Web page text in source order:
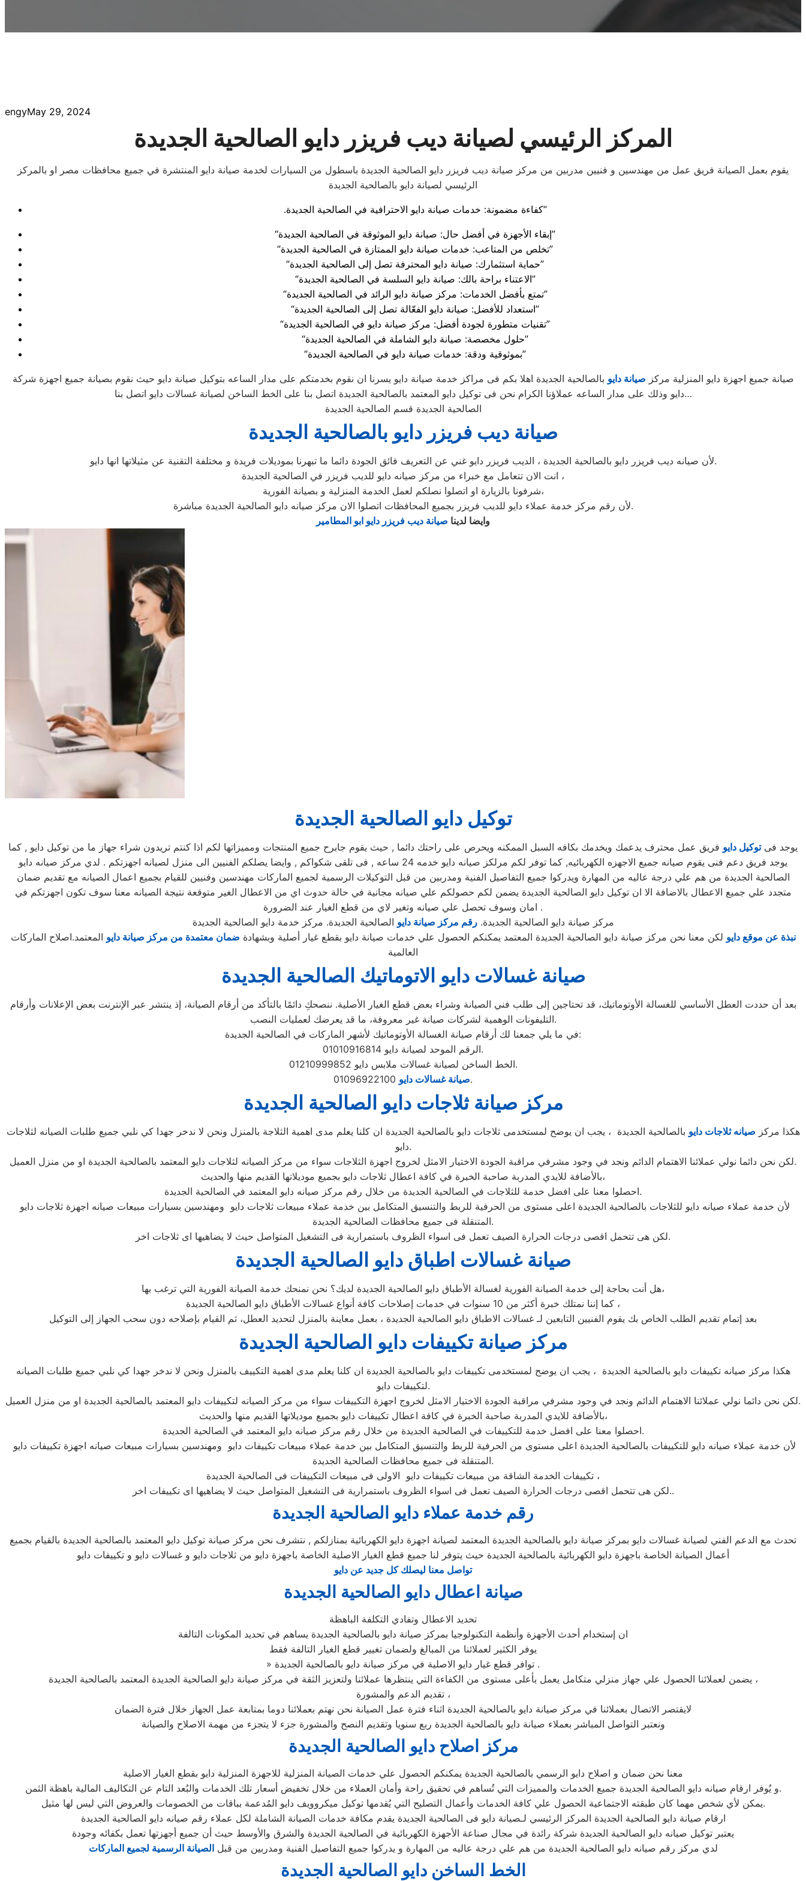
engyMay 29, 2024
المركز الرئيسي لصيانة ديب فريزر دايو الصالحية الجديدة
يقوم بعمل الصيانة فريق عمل من مهندسين و فنيين مدربين من مركز صيانة ديب فريزر دايو الصالحية الجديدة باسطول من السيارات لخدمة صيانة دايو المنتشرة في جميع محافظات مصر او بالمركز
الرئيسي لصيانة دايو بالصالحية الجديدة
.كفاءة مضمونة: خدمات صيانة دايو الاحترافية في الصالحية الجديدة”
“إبقاء الأجهزة في أفضل حال: صيانة دايو الموثوقة في الصالحية الجديدة”
“تخلص من المتاعب: خدمات صيانة دايو الممتازة في الصالحية الجديدة”
“حماية استثمارك: صيانة دايو المحترفة تصل إلى الصالحية الجديدة”
“الاعتناء براحة بالك: صيانة دايو السلسة في الصالحية الجديدة”
“تمتع بأفضل الخدمات: مركز صيانة دايو الرائد في الصالحية الجديدة”
“استعداد للأفضل: صيانة دايو الفعّالة تصل إلى الصالحية الجديدة”
“تقنيات متطورة لجودة أفضل: مركز صيانة دايو في الصالحية الجديدة”
“حلول مخصصة: صيانة دايو الشاملة في الصالحية الجديدة”
“بموثوقية ودقة: خدمات صيانة دايو في الصالحية الجديدة”
صيانة جميع اجهزة دايو المنزلية مركز صيانة دايو بالصالحية الجديدة اهلا بكم فى مراكز خدمة صيانة دايو يسرنا ان نقوم بخدمتكم على مدار الساعه بتوكيل صيانة دايو حيث نقوم بصيانة جميع اجهزة شركة
دايو وذلك على مدار الساعه عملاؤنا الكرام نحن فى توكيل دايو المعتمد بالصالحية الجديدة اتصل بنا على الخط الساخن لصيانة غسالات دايو اتصل بنا…
الصالحية الجديدة قسم الصالحية الجديدة
صيانة ديب فريزر دايو بالصالحية الجديدة
لأن صيانه ديب فريزر دايو بالصالحية الجديدة ، الديب فريزر دايو غني عن التعريف فائق الجودة دائما ما تبهرنا بموديلات فريدة و مختلفة التقنية عن مثيلاتها انها دايو.
انت الان تتعامل مع خبراء من مركز صيانه دايو للديب فريزر في الصالحية الجديدة ،
شرفونا بالزيارة او اتصلوا نصلكم لعمل الخدمة المنزلية و بصيانة الفورية،
لأن رقم مركز خدمة عملاء دايو للديب فريزر بجميع المحافظات اتصلوا الان مركز صيانه دايو الصالحية الجديدة مباشرة.
وايضا لدينا صيانة ديب فريزر دايو ابو المطامير
توكيل دايو الصالحية الجديدة
يوجد فىتوكيل دايو فريق عمل محترف يدعمك ويخدمك بكافه السبل الممكنه ويحرص على راحتك دائما , حيث يقوم جابرح جميع المنتجات ومميزاتها لكم اذا كنتم تريدون شراء جهاز ما من توكيل دايو , كما
يوجد فريق دعم فنى يقوم صيانه جميع الاجهزه الكهربائيه, كما توفر لكم مرلكز صيانه دايو خدمه 24 ساعه , فى تلقى شكواكم , وايضا يصلكم الفنيين الى منزل لصيانه اجهزتكم . لدي مركز صيانه دايو
الصالحية الجديدة من هم علي درجة عاليه من المهارة ويدركوا جميع التفاصيل الفنية ومدربين من قبل التوكيلات الرسمية لجميع الماركات مهندسين وفنيين للقيام بجميع اعمال الصيانه مع تقديم ضمان
متجدد علي جميع الاعطال بالاضافة الا ان توكيل دايو الصالحية الجديدة يضمن لكم حصولكم علي صيانه مجانية في حالة حدوث اي من الاعطال الغير متوقعة نتيجة الصيانه معنا سوف تكون اجهزتكم في
امان وسوف تحصل علي صيانه وتغير لاي من قطع الغيار عند الضرورة .
مركز صيانة دايو الصالحية الجديدة.رقم مركز صيانة دايو الصالحية الجديدة. مركز خدمة دايو الصالحية الجديدة
نبذة عن موقع دايو لكن معنا نحن مركز صيانة دايو الصالحية الجديدة المعتمد يمكنكم الحصول علي خدمات صيانة دايو بقطع غيار أصلية وبشهادة ضمان معتمدة من مركز صيانة دايو المعتمد.اصلاح الماركات
العالمية
صيانة غسالات دايو الاتوماتيك الصالحية الجديدة
بعد أن حددت العطل الأساسي للغسالة الأوتوماتيك، قد تحتاجين إلى طلب فني الصيانة وشراء بعض قطع الغيار الأصلية. ننصحكِ دائمًا بالتأكد من أرقام الصيانة، إذ ينتشر عبر الإنترنت بعض الإعلانات وأرقام
التليفونات الوهمية لشركات صيانة غير معروفة، ما قد يعرضك لعمليات النصب.
في ما يلي جمعنا لك أرقام صيانة الغسالة الأوتوماتيك لأشهر الماركات في الصالحية الجديدة:
الرقم الموحد لصيانة دايو 01010916814.
الخط الساخن لصيانة غسالات ملابس دايو 01210999852.
صيانة غسالات دايو01096922100.
مركز صيانة ثلاجات دايو الصالحية الجديدة
هكذا مركز صيانه ثلاجات دايو بالصالحية الجديدة ، يجب ان يوضح لمستخدمى ثلاجات دايو بالصالحية الجديدة ان كلنا يعلم مدى اهمية الثلاجة بالمنزل ونحن لا ندخر جهدا كي نلبي جميع طلبات الصيانه لثلاجات
دايو.
لكن نحن دائما نولي عملائنا الاهتمام الدائم ونجد في وجود مشرفي مراقبة الجودة الاختيار الامثل لخروج اجهزة الثلاجات سواء من مركز الصيانه لثلاجات دايو المعتمد بالصالحية الجديدة او من منزل العميل.
بالأضافة للايدي المدربة صاحبة الخبرة في كافة اعطال ثلاجات دايو بجميع موديلاتها القديم منها والحديث،
احصلوا معنا على افضل خدمة للثلاجات في الصالحية الجديدة من خلال رقم مركز صيانه دايو المعتمد في الصالحية الجديدة.
لأن خدمة عملاء صيانه دايو للثلاجات بالصالحية الجديدة اعلى مستوى من الحرفية للربط والتنسيق المتكامل بين خدمة عملاء مبيعات ثلاجات دايو ومهندسين بسيارات مبيعات صيانه اجهزة ثلاجات دايو
المتنقلة فى جميع محافظات الصالحية الجديدة.
لكن هى تتحمل اقصى درجات الحرارة الصيف تعمل فى اسواء الظروف باستمرارية فى التشغيل المتواصل حيث لا يضاهيها اى ثلاجات اخر.
صيانة غسالات اطباق دايو الصالحية الجديدة
هل أنت بحاجة إلى خدمة الصيانة الفورية لغسالة الأطباق دايو الصالحية الجديدة لديك؟ نحن نمنحك خدمة الصيانة الفورية التي ترغب بها،
كما إننا نمتلك خبرة أكثر من 10 سنوات في خدمات إصلاحات كافة أنواع غسالات الأطباق دايو الصالحية الجديدة ،
بعد إتمام تقديم الطلب الخاص بك يقوم الفنيين التابعين لـ غسالات الاطباق دايو الصالحية الجديدة ، بعمل معاينة بالمنزل لتحديد العطل، ثم القيام بإصلاحه دون سحب الجهاز إلى التوكيل
مركز صيانة تكييفات دايو الصالحية الجديدة
هكذا مركز صيانه تكييفات دايو بالصالحية الجديدة ، يجب ان يوضح لمستخدمى تكييفات دايو بالصالحية الجديدة ان كلنا يعلم مدى اهمية التكييف بالمنزل ونحن لا ندخر جهدا كي نلبي جميع طلبات الصيانه
لتكييفات دايو.
لكن نحن دائما نولي عملائنا الاهتمام الدائم ونجد في وجود مشرفي مراقبة الجودة الاختيار الامثل لخروج اجهزة التكييفات سواء من مركز الصيانه لتكييفات دايو المعتمد بالصالحية الجديدة او من منزل العميل.
بالأضافة للايدي المدربة صاحبة الخبرة في كافة اعطال تكييفات دايو بجميع موديلاتها القديم منها والحديث،
احصلوا معنا على افضل خدمة للتكييفات في الصالحية الجديدة من خلال رقم مركز صيانه دايو المعتمد في الصالحية الجديدة.
لأن خدمة عملاء صيانه دايو للتكييفات بالصالحية الجديدة اعلى مستوى من الحرفية للربط والتنسيق المتكامل بين خدمة عملاء مبيعات تكييفات دايو ومهندسين بسيارات مبيعات صيانه اجهزة تكييفات دايو
المتنقلة فى جميع محافظات الصالحية الجديدة.
تكييفات الخدمة الشاقة من مبيعات تكييفات دايو الاولى فى مبيعات التكييفات فى الصالحية الجديدة ،
لكن هى تتحمل اقصى درجات الحرارة الصيف تعمل فى اسواء الظروف باستمرارية فى التشغيل المتواصل حيث لا يضاهيها اى تكييفات اخر..
رقم خدمة عملاء دايو الصالحية الجديدة
تحدث مع الدعم الفني لصيانة غسالات دايو بمركز صيانة دايو بالصالحية الجديدة المعتمد لصيانة اجهزة دايو الكهربائية بمنازلكم , نتشرف نحن مركز صيانة توكيل دايو المعتمد بالصالحية الجديدة بالقيام بجميع
أعمال الصيانة الخاصة باجهزة دايو الكهربائية بالصالحية الجديدة حيث يتوفر لنا جميع قطع الغيار الاصلية الخاصة باجهزة دايو من ثلاجات دايو و غسالات دايو و تكييفات دايو
تواصل معنا ليصلك كل جديد عن دايو
صيانة اعطال دايو الصالحية الجديدة
تحديد الاعطال وتفادي التكلفة الباهظة
ان إستخدام أحدث الأجهزة وأنظمة التكنولوجيا بمركز صيانة دايو بالصالحية الجديدة يساهم في تحديد المكونات التالفة
يوفر الكثير لعملائنا من المبالغ ولضمان تغيير قطع الغيار التالفة فقط
» توافر قطع غيار دايو الاصلية في مركز صيانة دايو بالصالحية الجديدة .
يضمن لعملائنا الحصول علي جهاز منزلي متكامل يعمل بأعلى مستوى من الكفاءة التي ينتظرها عملائنا ولتعزيز الثقة في مركز صيانة دايو الصالحية الجديدة المعتمد بالصالحية الجديدة ،
تقديم الدعم والمشورة ،
لايقتصر الاتصال بعملائنا في مركز صيانة دايو بالصالحية الجديدة اثناء فترة عمل الصيانة نحن نهتم بعملائنا دوما بمتابعة عمل الجهاز خلال فترة الضمان
ونعتبر التواصل المباشر بعملاء صيانة دايو بالصالحية الجديدة ربع سنويا وتقديم النصح والمشورة جزء لا يتجزء من مهمة الاصلاح والصيانة
مركز اصلاح دايو الصالحية الجديدة
معنا نحن ضمان و اصلاح دايو الرسمي بالصالحية الجديدة يمكنكم الحصول علي خدمات الصيانة المنزلية للاجهزة المنزلية دايو بقطع الغيار الاصلية
و يُوفر ارقام صيانه دايو الصالحية الجديدة جميع الخدمات والمميزات التي تُساهم في تحقيق راحة وأمان العملاء من خلال تخفيض أسعار تلك الخدمات والبُعد التام عن التكاليف المالية باهظة الثمن.
يمكن لأي شخص مهما كان طبقته الاجتماعية الحصول علي كافة الخدمات وأعمال التصليح التي يُقدمها توكيل ميكروويف دايو المُدعمة بباقات من الخصومات والعروض التي ليس لها مثيل.
ارقام صيانة دايو الصالحية الجديدة المركز الرئيسي لـصيانة دايو فى الصالحية الجديدة يقدم مكافة خدمات الصيانة الشاملة لكل عملاء رقم صيانه دايو الصالحية الجديدة
يعتبر توكيل صيانه دايو الصالحية الجديدة شركة رائدة في مجال صناعة الأجهزة الكهربائية في الصالحية الجديدة والشرق والأوسط حيث أن جميع أجهزتها تعمل بكفائه وجودة
لدي مركز رقم صيانه دايو الصالحية الجديدة من هم علي درجة عاليه من المهارة و يدركوا جميع التفاصيل الفنية ومدربين من قبلالصيانة الرسمية لجميع الماركات
الخط الساخن دايو الصالحية الجديدة